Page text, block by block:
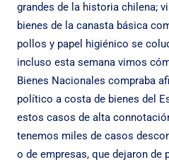
grandes de la historia chilena;
bienes de la canasta básica
pollos y papel higiénico se
incluso esta semana vimos
Bienes Nacionales compraba
político a costa de bienes del
estos casos de alta
tenemos miles de casos
o de empresas, que dejaron de